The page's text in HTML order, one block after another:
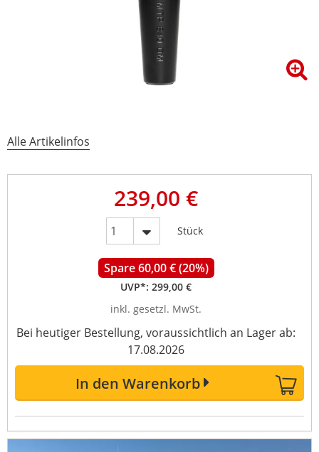
Alle Artikelinfos
239,00 €
Stück
Spare 60,00 € (20%)
UVP*: 299,00 €
inkl. gesetzl. MwSt.
Bei heutiger Bestellung, voraussichtlich an Lager ab:
17.08.2026
In den Warenkorb